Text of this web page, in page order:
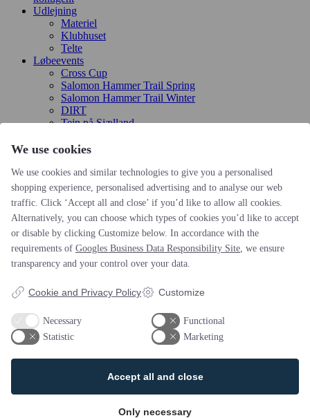
Udlejning
Materiel
Klubhuset
Telte
Løbeevents
Cross Cup
Salomon Hammer Trail Spring
Salomon Hammer Trail Winter
DIRT
Tejn på Sjælland
Booking
View Calendar
2018-03-25 Hele dagen
KONTAKT
Tejn Idrætsforening
3770 Allinge, Bornholm
Design og udvikling af bo-we webbureau
Familiesvømning
Løb
We use cookies
We use cookies and similar technologies to give you a personalised
shopping experience, personalised advertising and to analyse our web
traffic. Click ‘Accept all and close’ if you’d like to allow all cookies.
Alternatively, you can choose which types of cookies you’d like to accept
or disable by clicking Customize below. In accordance with the
requirements of Googles Business Data Responsibility Site, we ensure
transparency and your control over your data.
Cookie and Privacy Policy Customize
Necessary
Functional
Statistic
Marketing
Only necessary
Accept all and close